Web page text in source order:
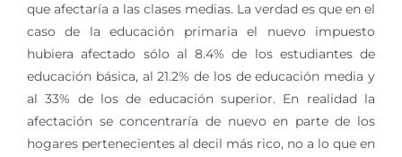
que afectaría a las clases medias. La verdad es que en el
caso de la educación primaria el nuevo impuesto
hubiera afectado sólo al 8.4% de los estudiantes de
educación básica, al 21.2% de los de educación media y
al 33% de los de educación superior. En realidad la
afectación se concentraría de nuevo en parte de los
hogares pertenecientes al decil más rico, no a lo que en